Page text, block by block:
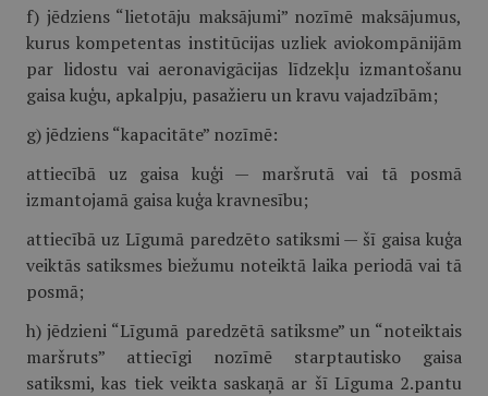
f) jēdziens “lietotāju maksājumi” nozīmē maksājumus,
kurus kompetentas institūcijas uzliek aviokompānijām
par lidostu vai aeronavigācijas līdzekļu izmantošanu
gaisa kuģu, apkalpju, pasažieru un kravu vajadzībām;
g) jēdziens “kapacitāte” nozīmē:
attiecībā uz gaisa kuģi — maršrutā vai tā posmā
izmantojamā gaisa kuģa kravnesību;
attiecībā uz Līgumā paredzēto satiksmi — šī gaisa kuģa
veiktās satiksmes biežumu noteiktā laika periodā vai tā
posmā;
h) jēdzieni “Līgumā paredzētā satiksme” un “noteiktais
maršruts” attiecīgi nozīmē starptautisko gaisa
satiksmi, kas tiek veikta saskaņā ar šī Līguma 2.pantu